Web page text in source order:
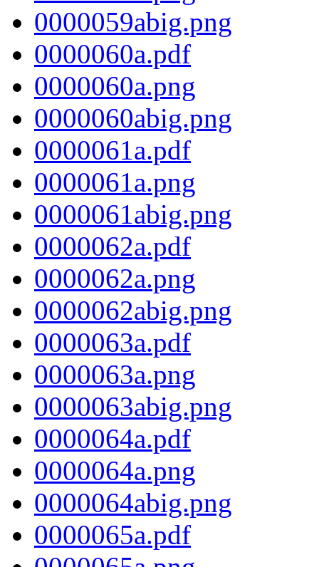
0000059abig.png
0000060a.pdf
0000060a.png
0000060abig.png
0000061a.pdf
0000061a.png
0000061abig.png
0000062a.pdf
0000062a.png
0000062abig.png
0000063a.pdf
0000063a.png
0000063abig.png
0000064a.pdf
0000064a.png
0000064abig.png
0000065a.pdf